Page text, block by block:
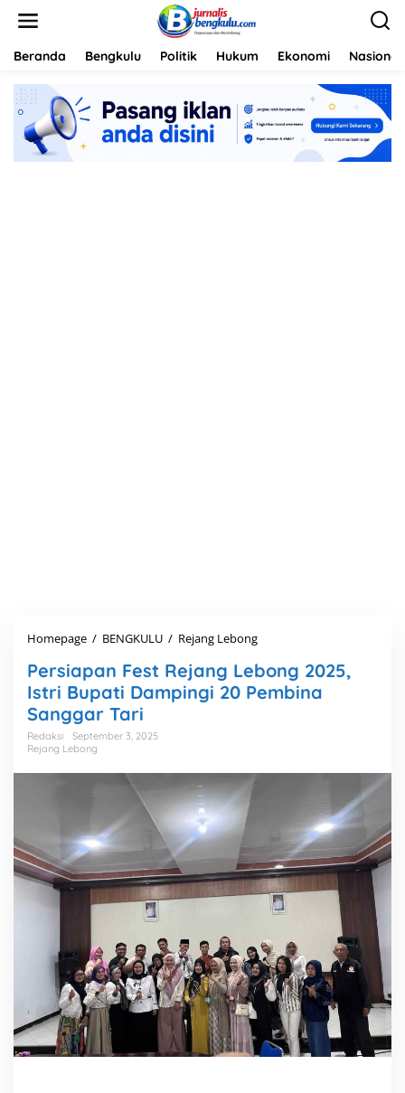
Beranda Bengkulu Politik Hukum Ekonomi Nasional
Homepage / BENGKULU / Rejang Lebong
r
s
i
e
j
a
L
e
b
2
0
Persiapan Fest Rejang Lebong 2025,
Istri Bupati Dampingi 20 Pembina
Sanggar Tari
Redaksi
September 3, 2025
Rejang Lebong